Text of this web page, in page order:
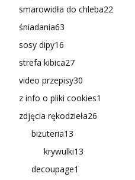
smarowidła do chleba22
śniadania63
sosy dipy16
strefa kibica27
video przepisy30
z info o pliki cookies1
zdjęcia rękodzieła26
biżuteria13
krywulki13
decoupage1